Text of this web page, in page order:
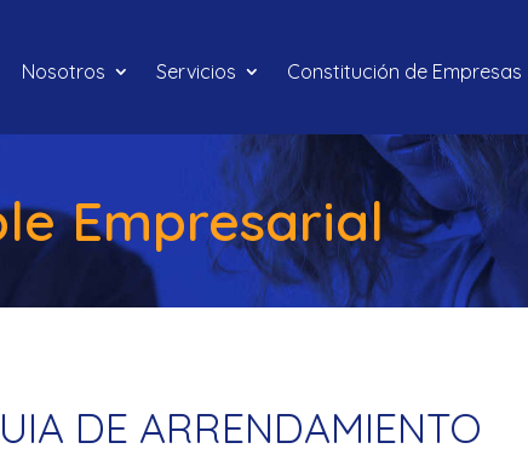
Nosotros Servicios Constitución de Empresas
Empresarial
DE ARRENDAMIENTO